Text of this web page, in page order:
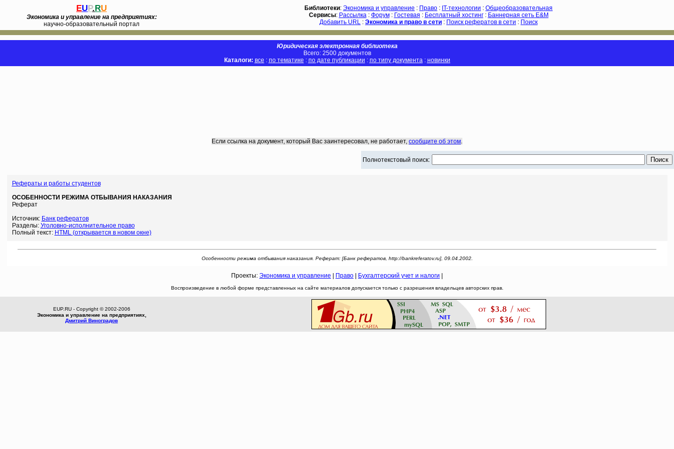
EUP.RU
Экономика и управление на предприятиях:
научно-образовательный портал
Библиотеки: Экономика и управление : Право : IT-технологии : Общеобразовательная
Сервисы: Рассылка: Форум: Гостевая : Бесплатный хостинг: Баннерная сеть E&M
Добавить URL : Экономика и право в сети : Поиск рефератов в сети : Поиск
Юридическая электронная библиотека
Всего: 2500 документов
Каталоги: все : по тематике : по дате публикации : по типу документа: новинки
Если ссылка на документ, который Вас заинтересовал, не работает, сообщите об этом.
Полнотекстовый поиск:
Рефераты и работы студентов
ОСОБЕННОСТИ РЕЖИМА ОТБЫВАНИЯ НАКАЗАНИЯ
Реферат
Источник: Банк рефератов
Разделы: Уголовно-исполнительное право
Полный текст: HTML (открывается в новом окне)
Особенности режима отбывания наказания. Реферат: [Банк рефератов, http://bankreferatov.ru], 09.04.2002.
Проекты: Экономика и управление Право Бухгалтерский учет и налоги
Воспроизведение в любой форме представленных на сайте материалов допускается только с разрешения владельцев авторских прав.
EUP.RU - Copyright © 2002-2006
Экономика и управление на предприятиях,
Дмитрий Виноградов